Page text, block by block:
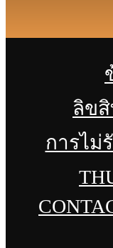
ลิข
การไม่